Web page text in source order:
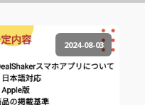
2024-08-03